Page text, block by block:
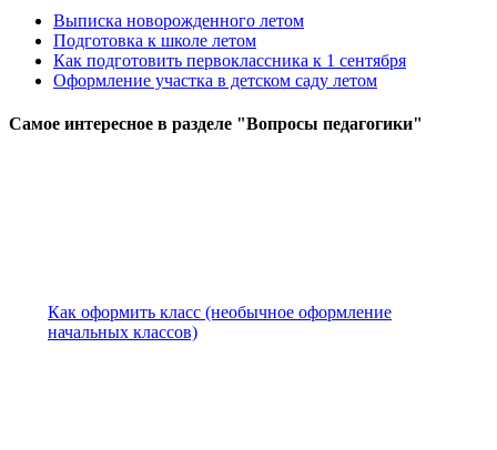
Выписка новорожденного летом
Подготовка к школе летом
Как подготовить первоклассника к 1 сентября
Оформление участка в детском саду летом
Самое интересное в разделе "Вопросы педагогики"
Как оформить класс (необычное оформление
начальных классов)